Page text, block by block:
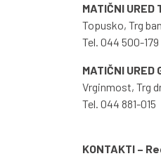
MATIČNI URED
Topusko, Trg
Tel. 044 500-179
MATIČNI URED
Vrginmost, Trg
Tel. 044 881-015
KONTAKTI –